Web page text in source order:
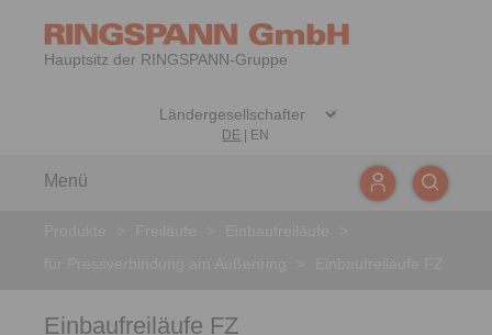
Hauptsitz der RINGSPANN-Gruppe
DE EN
Menü
Einbaufreiläufe FZ